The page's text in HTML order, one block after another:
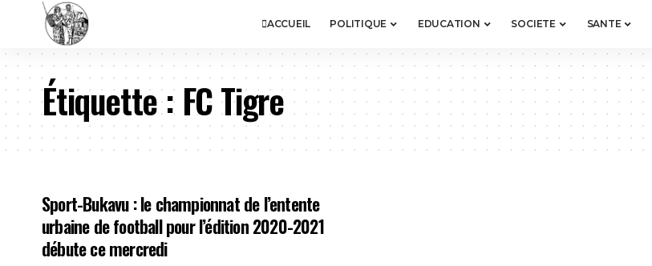
ACCUEIL POLITIQUE EDUCATION SOCIETE SANTE
Étiquette :FC Tigre
Sport-Bukavu : le championnat de l’entente
urbaine de football pour l’édition 2020-2021
débute ce mercredi